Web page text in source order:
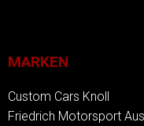
MARKEN
Custom Cars Knoll
Friedrich Motorsport